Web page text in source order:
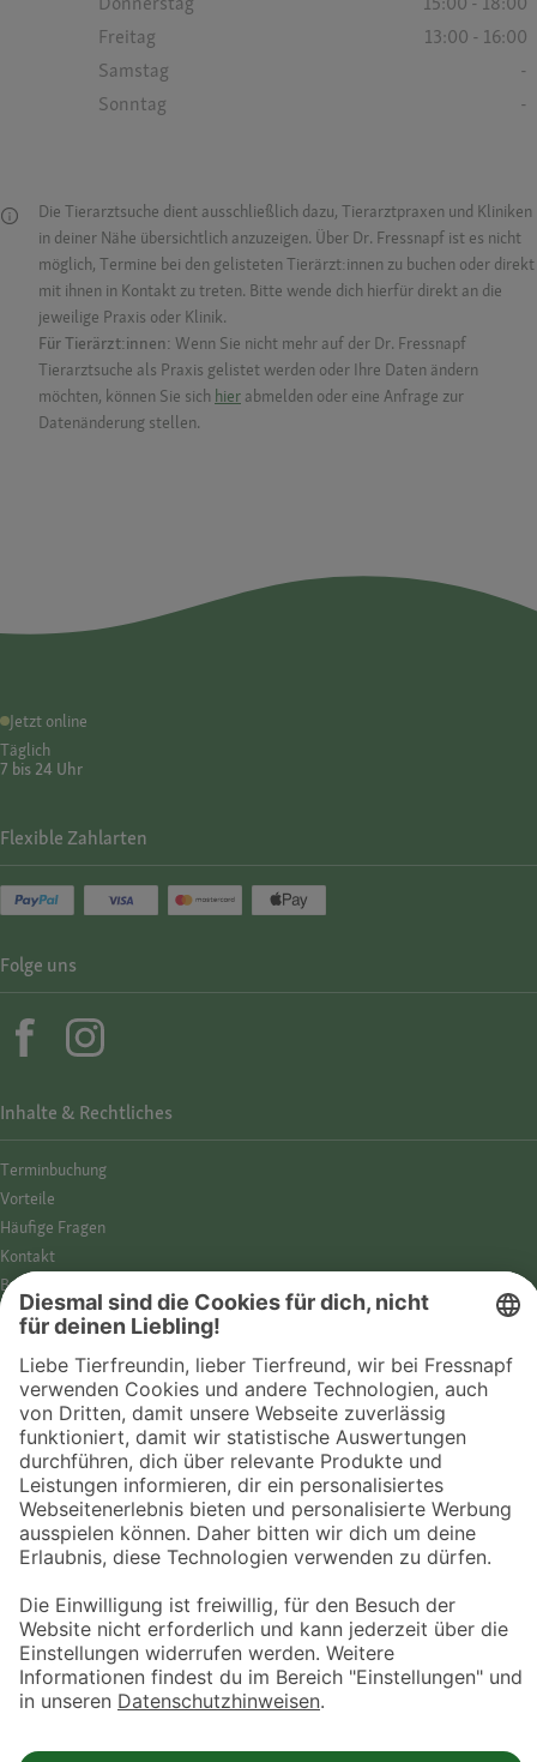
Freitag
13:00 - 16:00
Samstag
-
Sonntag
-
Die Tierarztsuche dient ausschließlich dazu, Tierarztpraxen und Kliniken
in deiner Nähe übersichtlich anzuzeigen. Über Dr. Fressnapf ist es nicht
möglich, Termine bei den gelisteten Tierärzt:innen zu buchen oder direkt
mit ihnen in Kontakt zu treten. Bitte wende dich hierfür direkt an die
jeweilige Praxis oder Klinik.
Für Tierärzt:innen: Wenn Sie nicht mehr auf der Dr. Fressnapf
Tierarztsuche als Praxis gelistet werden oder Ihre Daten ändern
möchten, können Sie sich hier abmelden oder eine Anfrage zur
Datenänderung stellen.
Jetzt online
Täglich
7 bis 24 Uhr
© 2026 Fressnapf Tiernahrungs GmbH
Westpreußenstraße 32-38
47809 Krefeld
Inhalte & Rechtliches
Termin­buchung
Vorteile
Häufige Fragen
Kontakt
Barrierefreiheit
Impressum
Datenschutz­hinweise
Cookies
AGB
Entdecke Fressnapf
Tierversicherung
GPS-Tracker
Fressnapf Salon
Online-Shop
Flexible Zahlarten
Folge uns